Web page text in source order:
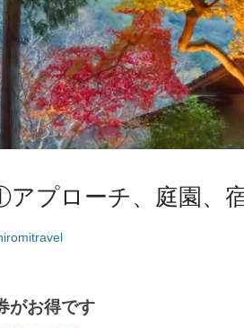
プローチ、庭園、
がお得です